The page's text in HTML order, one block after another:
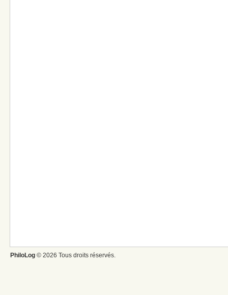
PhiloLog © 2026 Tous droits réservés.